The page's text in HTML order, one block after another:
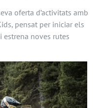
oferta d’activitats amb
pensat per iniciar els
estrena noves rutes